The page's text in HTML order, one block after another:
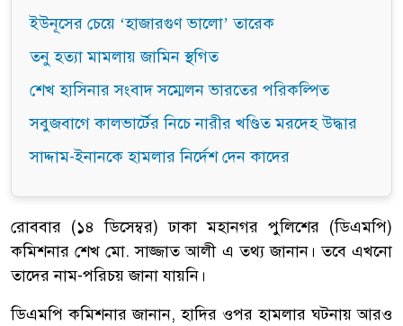
ইউনূসের চেয়ে ‘হাজারগুণ ভালো’ তারেক
তনু হত্যা মামলায় জামিন স্থগিত
শেখ হাসিনার সংবাদ সম্মেলন ভারতের পরিকল্পিত
সবুজবাগে কালভার্টের নিচে নারীর খণ্ডিত মরদেহ উদ্ধার
সাদ্দাম-ইনানকে হামলার নির্দেশ দেন কাদের
রোববার (১৪ ডিসেম্বর) ঢাকা মহানগর পুলিশের (ডিএমপি)
কমিশনার শেখ মো. সাজ্জাত আলী এ তথ্য জানান। তবে এখনো
তাদের নাম-পরিচয় জানা যায়নি।
ডিএমপি কমিশনার জানান, হাদির ওপর হামলার ঘটনায় আরও